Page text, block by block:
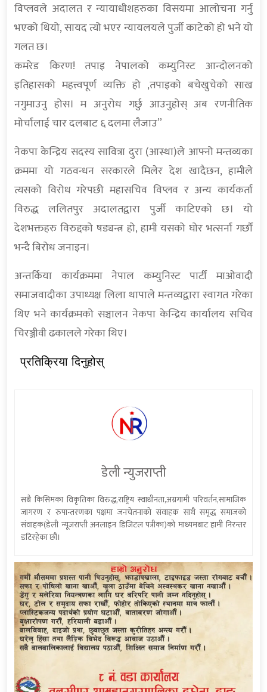
विप्लवले अदालत र न्यायाधीशहरुका विसयमा आलोचना गर्नु
भएको थियो, सायद त्यो भएर न्यायलयले पुर्जी काटेको हो भने यो
गलत छ।
कमरेड किरण! तपाइ नेपालको कम्युनिस्ट आन्दोलनको
इतिहासको महत्त्वपूर्ण व्यक्ति हो ,तपाइको बचेखुचेको साख
नगुमाउनु होस। म अनुरोध गर्छु आउनुहोस् अब रणनीतिक
मोर्चालाई चार दलबाट ६ दलमा लैजाउ”
नेकपा केन्द्रिय सदस्य सावित्रा दुरा (आस्था)ले आफ्नो मन्तव्यका
क्रममा यो गठवन्धन सरकारले मिलेर देश खादैछन, हामीले
त्यसको विरोध गरेपछी महासचिव विप्लव र अन्य कार्यकर्ता
विरुद्ध ललितपुर अदालतद्वारा पुर्जी काटिएको छ। यो
देशभक्तहरु विरुद्दको षड्यन्त्र हो, हामी यसको घोर भत्सर्ना गर्छौं
भन्दै बिरोध जनाइन।
अन्तर्किया कार्यक्रममा नेपाल कम्युनिस्ट पार्टी माओवादी
समाजवादीका उपाध्यक्ष लिला थापाले मन्तव्यद्वारा स्वागत गरेका
थिए भने कार्यक्रमको सञ्चालन नेकपा केन्द्रिय कार्यालय सचिव
चिरञ्जीवी ढकालले गरेका थिए।
प्रतिक्रिया दिनुहोस्
डेली न्युजराप्ती
सबै किसिमका विकृतिका विरुद्ध,राष्ट्रिय स्वाधीनता,अग्रगामी परिवर्तन,सामाजिक
जागरण र रुपान्तरणका पक्षमा जनचेतनाको संवाहक साथै समृद्ध समाजको
संवाहक(डेली न्यूजराप्ती अनलाइन डिजिटल पत्रीका)को माध्यमबाट हामी निरन्तर
डटिरहेका छौं।